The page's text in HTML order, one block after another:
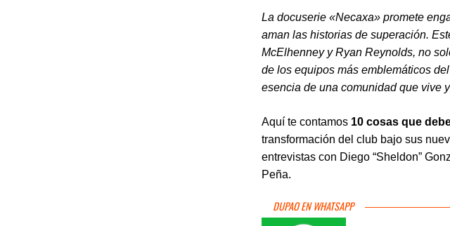
La docuserie «Necaxa» promete
aman las historias de superación.
McElhenney y Ryan Reynolds, no
de los equipos más emblemáticos
esencia de una comunidad que vive
Aquí te contamos 10 cosas que
transformación del club bajo sus
entrevistas con Diego “Sheldon”
Peña.
DUPAO EN WHATSAPP